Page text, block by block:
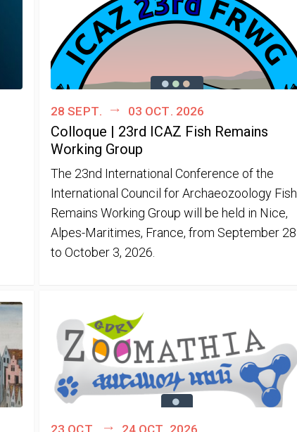
28 sept. 03 oct. 2026
Colloque | 23rd ICAZ Fish Remains
Working Group
The 23nd International Conference of the
International Council for Archaeozoology Fish
Remains Working Group will be held in Nice,
Alpes-Maritimes, France, from September 28
to October 3, 2026.
23 oct. 24 oct. 2026